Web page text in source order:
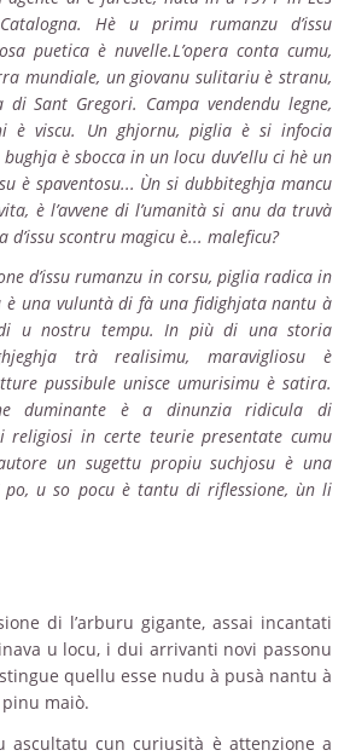
Hè u primu rumanzu d’issu
puetica è nuvelle.L’opera conta cumu,
mundiale, un giovanu sulitariu è stranu,
Sant Gregori. Campa vendendu legne,
è viscu. Un ghjornu, piglia è si infocia
è sbocca in un locu duv’ellu ci hè un
è spaventosu... Ùn si dubbiteghja mancu
è l’avvene di l’umanità si anu da truvà
scontru magicu è... maleficu?
d’issu rumanzu in corsu, piglia radica in
è una vuluntà di fà una fidighjata nantu à
u nostru tempu. In più di una storia
trà realisimu, maravigliosu è
pussibule unisce umurisimu è satira.
duminante è a dinunzia ridicula di
religiosi in certe teurie presentate cumu
un sugettu propiu suchjosu è una
u so pocu è tantu di riflessione, ùn li
di l’arburu gigante, assai incantati
u locu, i dui arrivanti novi passonu
quellu esse nudu à pusà nantu à
maiò.
ascultatu cun curiusità è attenzione a